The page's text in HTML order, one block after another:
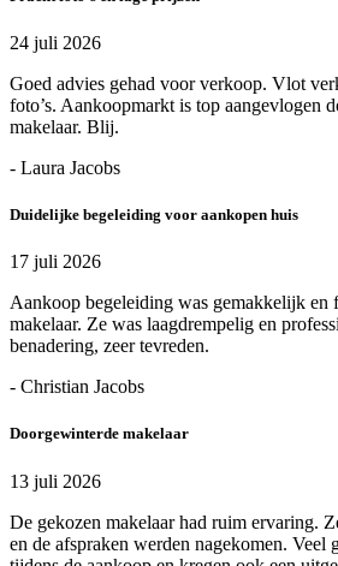
24 juli 2026
Goed advies gehad voor verkoop. Vlot
foto’s. Aankoopmarkt is top aangevlogen
makelaar. Blij.
- Laura Jacobs
Duidelijke begeleiding voor aankopen huis
17 juli 2026
Aankoop begeleiding was gemakkelijk en
makelaar. Ze was laagdrempelig en
benadering, zeer tevreden.
- Christian Jacobs
Doorgewinterde makelaar
13 juli 2026
De gekozen makelaar had ruim ervaring.
en de afspraken werden nagekomen. Veel